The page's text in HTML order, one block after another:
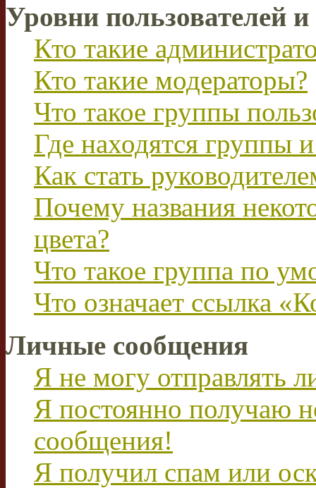
Уровни пользователей
Кто такие
Кто такие модераторы?
Что такое группы
Где находятся группы
Как стать
Почему названия
цвета?
Что такое группа по
Что означает ссылка
Личные сообщения
Я не могу отправлять
Я постоянно получаю
сообщения!
Я получил спам или